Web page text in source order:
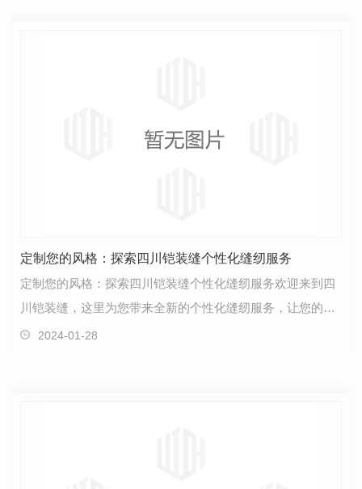
定制您的风格：探索四川铠装缝个性化缝纫服务
定制您的风格：探索四川铠装缝个性化缝纫服务欢迎来到四
川铠装缝，这里为您带来全新的个性化缝纫服务，让您的衣
物焕发独特的风格。我们深知每个人都有自己独特的品…
2024-01-28